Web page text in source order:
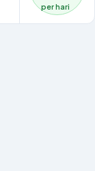
per hari